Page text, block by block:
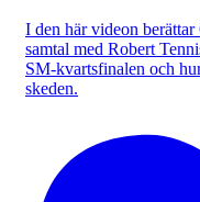
I den här videon
samtal med Robert
SM-kvartsfinalen och
skeden.